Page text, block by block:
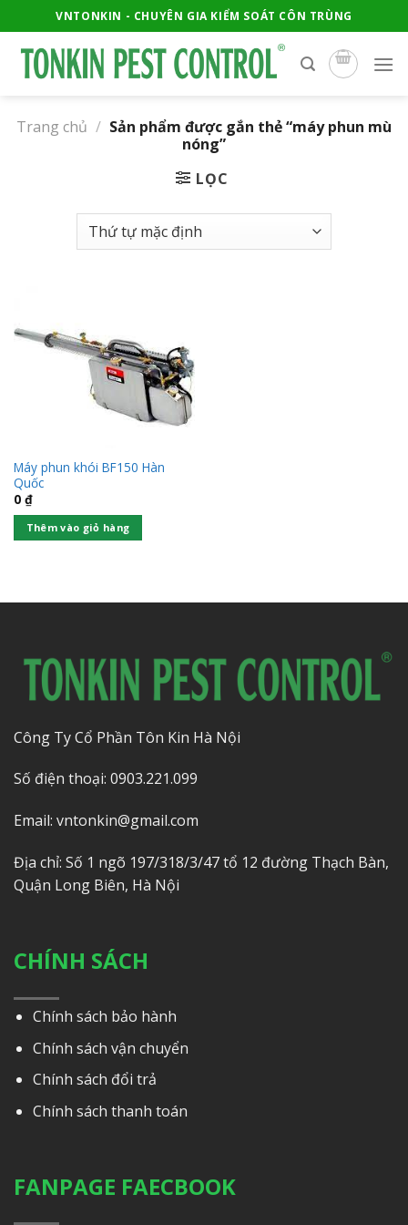
to
content
VNTONKIN - CHUYÊN GIA KIỂM SOÁT CÔN TRÙNG
Trang chủ / Sản phẩm được gắn thẻ “máy phun mù
nóng”
LỌC
Máy phun khói BF150 Hàn
Quốc
0 ₫
Thêm vào giỏ hàng
Công Ty Cổ Phần Tôn Kin Hà Nội
Số điện thoại: 0903.221.099
Email: vntonkin@gmail.com
Địa chỉ: Số 1 ngõ 197/318/3/47 tổ 12 đường Thạch Bàn,
Quận Long Biên, Hà Nội
CHÍNH SÁCH
Chính sách bảo hành
Chính sách vận chuyển
Chính sách đổi trả
Chính sách thanh toán
FANPAGE FAECBOOK